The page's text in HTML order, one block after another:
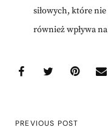
siłowych, które
również wpływa
PREVIOUS POST